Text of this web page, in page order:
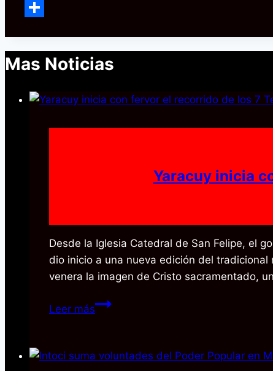
Email
Mas Noticias
Yaracuy inicia
Desde la Iglesia Catedral de San Felipe, el
dio inicio a una nueva edición del
venera la imagen de Cristo sacramentado,
Leer másYaracuy
fervor